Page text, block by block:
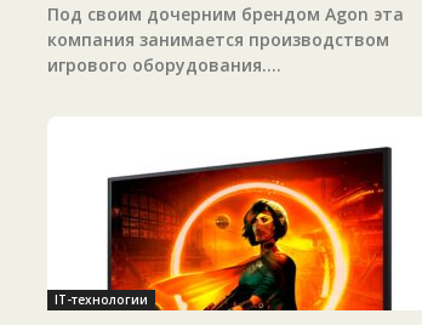
Под своим дочерним брендом Agon эта
компания занимается производством
игрового оборудования....
IT-технологии